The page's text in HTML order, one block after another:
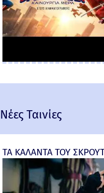
Νέες Ταινίες
ΤΑ ΚΑΛΑΝΤΑ ΤΟΥ